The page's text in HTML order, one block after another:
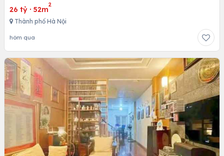
26 tỷ · 52m
2
Thành phố Hà Nội
hôm qua